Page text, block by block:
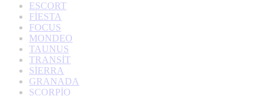
ESCORT
FİESTA
FOCUS
MONDEO
TAUNUS
TRANSİT
SİERRA
GRANADA
SCORPİO